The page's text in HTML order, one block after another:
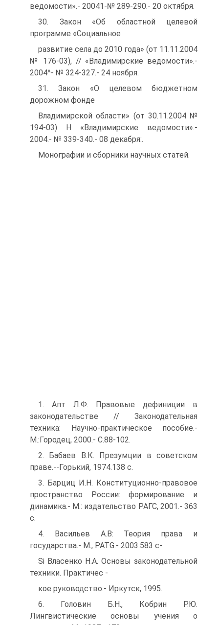
ведомости».- 20041-№ 289-290.- 20 октября.
30. Закон «Об областной целевой
программе «Социальное
развитие села до 2010 года» (от 11.11.2004
№ 176-03), // «Владимирские ведомости».-
2004^- № 324-327.- 24 ноября.
31. Закон «О целевом бюджетном
дорожном фонде
Владимирской области» (от 30.11.2004 №
194-03) H «Владимирские ведомости».-
2004.- № 339-340.- 08 декабря:.
Монографии и сборники научных статей.
1. Апт Л.Ф. Правовые дефиниции в
законодательстве // Законодательная
техника: Научно-практическое пособие.-
М.:Городец, 2000.- С.88-102.
2. Бабаев В.К. Презумции в советском
праве.--Горький, 1974.138 с.
3. Барциц И.Н. Конституционно-правовое
пространство России: формирование и
динамика.- M.: издательство РАГС, 2001.- 363
с.
4. Васильев А.В: Теория права и
государства.- M., PATG.- 2003.583 с-
Si Власенко Н.А. Основы законодательной
техники. Практичес -
кое руководство.- Иркутск, 1995.
6. Головин Б.Н., Кобрин Р.Ю.
Лингвистические основы учения о